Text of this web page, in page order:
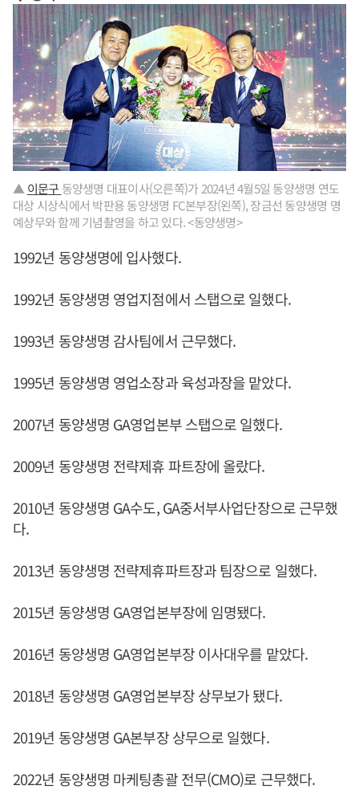
▲ 이문구 동양생명 대표이사(오른쪽)가 2024년 4월5일 동양생명 연도
대상 시상식에서 박판용 동양생명 FC본부장(왼쪽), 장금선 동양생명 명
예상무와 함께 기념촬영을 하고 있다. <동양생명>
1992년 동양생명에 입사했다.
1992년 동양생명 영업지점에서 스탭으로 일했다.
1993년 동양생명 감사팀에서 근무했다.
1995년 동양생명 영업소장과 육성과장을 맡았다.
2007년 동양생명 GA영업본부 스탭으로 일했다.
2009년 동양생명 전략제휴 파트장에 올랐다.
2010년 동양생명 GA수도, GA중서부사업단장으로 근무했
다.
2013년 동양생명 전략제휴파트장과 팀장으로 일했다.
2015년 동양생명 GA영업본부장에 임명됐다.
2016년 동양생명 GA영업본부장 이사대우를 맡았다.
2018년 동양생명 GA영업본부장 상무보가 됐다.
2019년 동양생명 GA본부장 상무으로 일했다.
2022년 동양생명 마케팅총괄 전무(CMO)로 근무했다.